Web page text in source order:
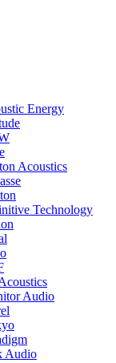
Energy
Acoustics
Technology
Audio
Audio